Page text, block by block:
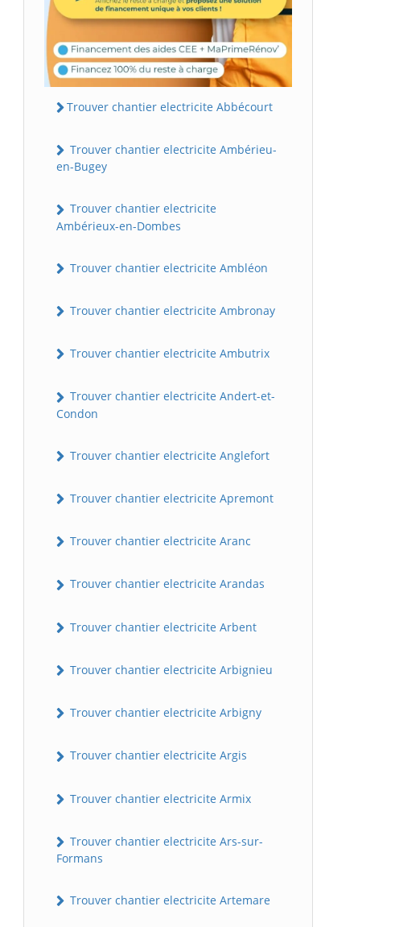
Trouver chantier electricite Abbécourt
Trouver chantier electricite Ambérieu-
en-Bugey
Trouver chantier electricite
Ambérieux-en-Dombes
Trouver chantier electricite Ambléon
Trouver chantier electricite Ambronay
Trouver chantier electricite Ambutrix
Trouver chantier electricite Andert-et-
Condon
Trouver chantier electricite Anglefort
Trouver chantier electricite Apremont
Trouver chantier electricite Aranc
Trouver chantier electricite Arandas
Trouver chantier electricite Arbent
Trouver chantier electricite Arbignieu
Trouver chantier electricite Arbigny
Trouver chantier electricite Argis
Trouver chantier electricite Armix
Trouver chantier electricite Ars-sur-
Formans
Trouver chantier electricite Artemare